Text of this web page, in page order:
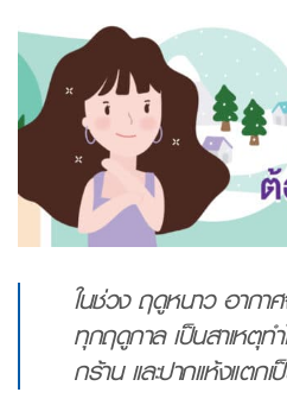
ในช่วง ฤดูหนาว อากา
ทุกฤดูกาล เป็นสาเหตุ
กร้าน และปากแห้งแตกเ